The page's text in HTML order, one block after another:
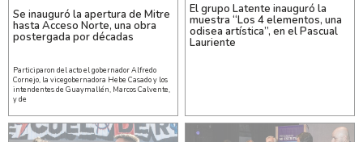
Se inauguró la apertura de Mitre
hasta Acceso Norte, una obra
postergada por décadas
Participaron del acto el gobernador Alfredo
Cornejo, la vicegobernadora Hebe Casado y los
intendentes de Guaymallén, Marcos Calvente,
y de
El grupo Latente inauguró la
muestra “Los 4 elementos, una
odisea artística”, en el Pascual
Lauriente